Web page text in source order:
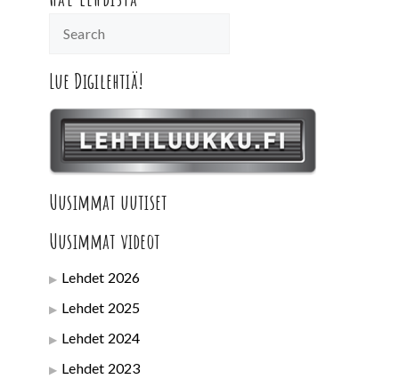
Lue Digilehtiä!
Uusimmat uutiset
Uusimmat videot
Lehdet 2026
Lehdet 2025
Lehdet 2024
Lehdet 2023